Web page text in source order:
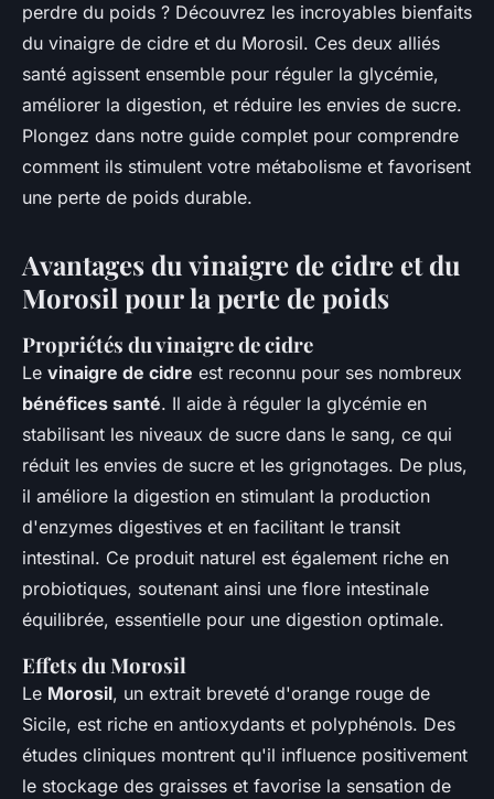
perdre du poids ? Découvrez les incroyables bienfaits
du vinaigre de cidre et du Morosil. Ces deux alliés
santé agissent ensemble pour réguler la glycémie,
améliorer la digestion, et réduire les envies de sucre.
Plongez dans notre guide complet pour comprendre
comment ils stimulent votre métabolisme et favorisent
une perte de poids durable.
Avantages du vinaigre de cidre et du
Morosil pour la perte de poids
Propriétés du vinaigre de cidre
Le vinaigre de cidre est reconnu pour ses nombreux
bénéfices santé. Il aide à réguler la glycémie en
stabilisant les niveaux de sucre dans le sang, ce qui
réduit les envies de sucre et les grignotages. De plus,
il améliore la digestion en stimulant la production
d'enzymes digestives et en facilitant le transit
intestinal. Ce produit naturel est également riche en
probiotiques, soutenant ainsi une flore intestinale
équilibrée, essentielle pour une digestion optimale.
Effets du Morosil
Le Morosil, un extrait breveté d'orange rouge de
Sicile, est riche en antioxydants et polyphénols. Des
études cliniques montrent qu'il influence positivement
le stockage des graisses et favorise la sensation de